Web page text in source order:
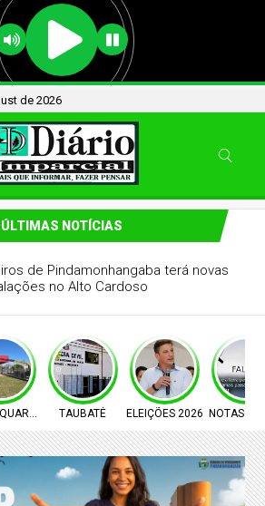
de 2026
ÚLTIMAS NOTÍCIAS
de Pindamonhangaba terá novas
no Alto Cardoso
TAUBATÉ ELEIÇÕES 2026 NOTAS DE